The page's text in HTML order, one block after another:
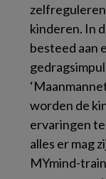
kinderen. In
besteed aan
worden de
ervaringen
alles er mag
MYmind-